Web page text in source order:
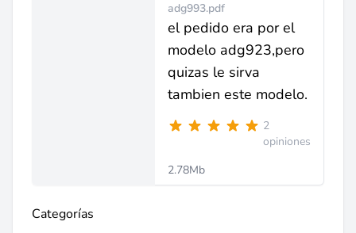
adg993.pdf
el pedido era por el
modelo adg923,pero
quizas le sirva
tambien este modelo.
2
opiniones
2.78Mb
Categorías